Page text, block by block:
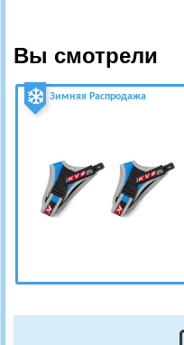
Вы смотрели
Зимняя Распродажа